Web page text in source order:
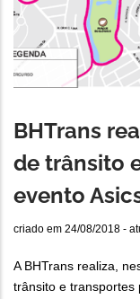
BHTrans
de trânsito
evento
criado em 24/08/2018 -
A BHTrans realiza,
trânsito e transportes